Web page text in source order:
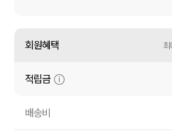
수영복
아우터
회원혜택
적립금
배송비